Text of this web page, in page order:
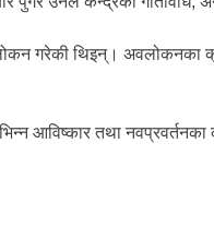
गरेकी थिइन्।
आविष्कार तथा